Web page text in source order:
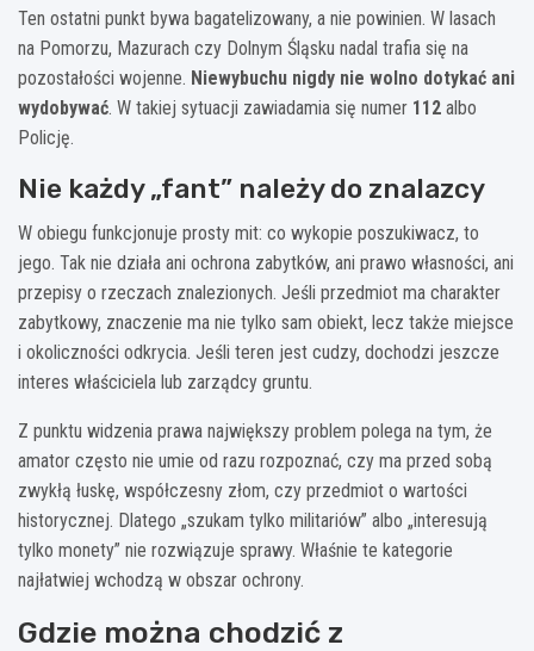
Ten ostatni punkt bywa bagatelizowany, a nie powinien. W lasach
na Pomorzu, Mazurach czy Dolnym Śląsku nadal trafia się na
pozostałości wojenne. Niewybuchu nigdy nie wolno dotykać ani
wydobywać. W takiej sytuacji zawiadamia się numer 112 albo
Policję.
Nie każdy „fant” należy do znalazcy
W obiegu funkcjonuje prosty mit: co wykopie poszukiwacz, to
jego. Tak nie działa ani ochrona zabytków, ani prawo własności, ani
przepisy o rzeczach znalezionych. Jeśli przedmiot ma charakter
zabytkowy, znaczenie ma nie tylko sam obiekt, lecz także miejsce
i okoliczności odkrycia. Jeśli teren jest cudzy, dochodzi jeszcze
interes właściciela lub zarządcy gruntu.
Z punktu widzenia prawa największy problem polega na tym, że
amator często nie umie od razu rozpoznać, czy ma przed sobą
zwykłą łuskę, współczesny złom, czy przedmiot o wartości
historycznej. Dlatego „szukam tylko militariów” albo „interesują
tylko monety” nie rozwiązuje sprawy. Właśnie te kategorie
najłatwiej wchodzą w obszar ochrony.
Gdzie można chodzić z